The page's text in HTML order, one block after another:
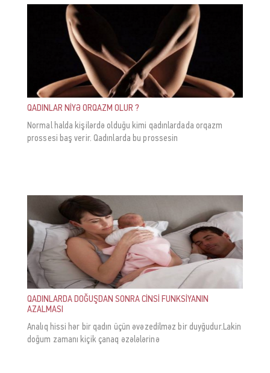
QADINLAR NİYƏ ORQAZM OLUR ?
Normal halda kişilərdə olduğu kimi qadınlardada orqazm
prossesi baş verir. Qadınlarda bu prossesin
QADINLARDA DOĞUŞDAN SONRA CİNSİ FUNKSİYANIN
AZALMASI
Analıq hissi hər bir qadın üçün əvəzedilməz bir duyğudur.Lakin
doğum zamanı kiçik çanaq əzələlərinə